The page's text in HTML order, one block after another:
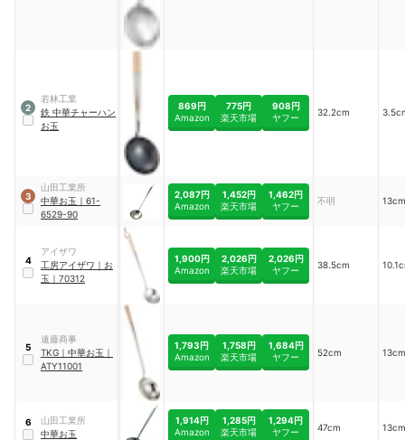
2
若林工業
鉄 中華チャーハン
お玉
869円
Amazon
775円
楽天市場
908円
ヤフー
32.2cm
3
山田工業所
中華お玉 ｜ 61-
6529-90
2,087円
Amazon
1,452円
楽天市場
1,462円
ヤフー
不明 13cm
4
アイザワ
工房アイザワ ｜ お
玉 ｜ 70312
1,900円
Amazon
2,026円
楽天市場
2,026円
ヤフー
38.5cm
5
遠藤商事
TKG ｜ 中華お玉 ｜
ATY11001
1,793円
Amazon
1,758円
楽天市場
1,684円
ヤフー
52cm 13cm
6
山田工業所
中華お玉
1,914円
Amazon
1,285円
楽天市場
1,294円
ヤフー
47cm 13cm